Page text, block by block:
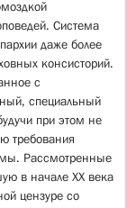
Система
даже более
консисторий.
с
специальный
при этом не
требования
Рассмотренные
в начале XX века
цензуре со